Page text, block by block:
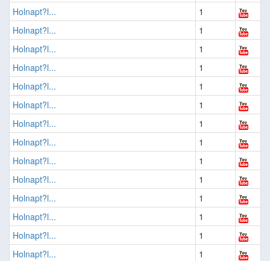
Holnapt?l...
1
Holnapt?l...
1
Holnapt?l...
1
Holnapt?l...
1
Holnapt?l...
1
Holnapt?l...
1
Holnapt?l...
1
Holnapt?l...
1
Holnapt?l...
1
Holnapt?l...
1
Holnapt?l...
1
Holnapt?l...
1
Holnapt?l...
1
Holnapt?l...
1